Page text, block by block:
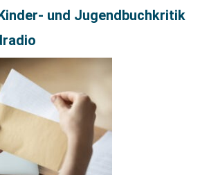
und Jugendbuchkritik